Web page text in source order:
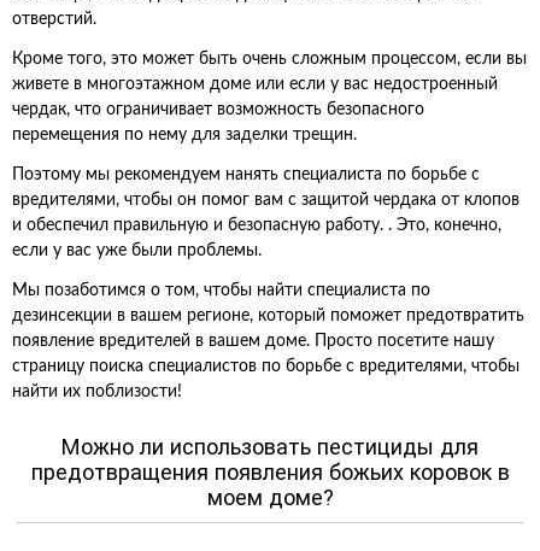
отверстий.
Кроме того, это может быть очень сложным процессом, если вы
живете в многоэтажном доме или если у вас недостроенный
чердак, что ограничивает возможность безопасного
перемещения по нему для заделки трещин.
Поэтому мы рекомендуем нанять специалиста по борьбе с
вредителями, чтобы он помог вам с защитой чердака от клопов
и обеспечил правильную и безопасную работу. . Это, конечно,
если у вас уже были проблемы.
Мы позаботимся о том, чтобы найти специалиста по
дезинсекции в вашем регионе, который поможет предотвратить
появление вредителей в вашем доме. Просто посетите нашу
страницу поиска специалистов по борьбе с вредителями, чтобы
найти их поблизости!
Можно ли использовать пестициды для
предотвращения появления божьих коровок в
моем доме?